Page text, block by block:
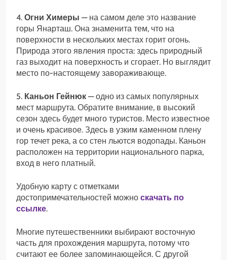
4. Огни Химеры — на самом деле это название
горы Янарташ. Она знаменита тем, что на
поверхности в нескольких местах горит огонь.
Природа этого явления проста: здесь природный
газ выходит на поверхность и сгорает. Но выглядит
место по-настоящему завораживающе.
5. Каньон Гейнюк — одно из самых популярных
мест маршрута. Обратите внимание, в высокий
сезон здесь будет много туристов. Место известное
и очень красивое. Здесь в узким каменном плену
гор течет река, а со стен льются водопады. Каньон
расположен на территории национального парка,
вход в него платный.
Удобную карту с отметками
достопримечательностей можно скачать по
ссылке.
Многие путешественники выбирают восточную
часть для прохождения маршрута, потому что
считают ее более запоминающейся. С другой